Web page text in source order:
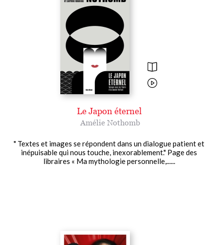
Le Japon éternel
Amélie Nothomb
" Textes et images se répondent dans un dialogue patient et
inépuisable qui nous touche, inexorablement." Page des
libraires « Ma mythologie personnelle,......